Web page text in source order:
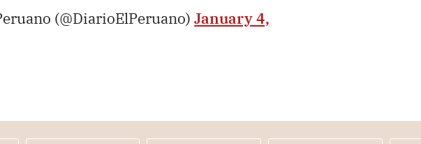
(@DiarioElPeruano)January 4,